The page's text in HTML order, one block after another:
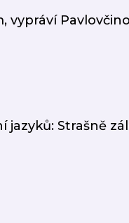
vypráví
jazyků: Strašně